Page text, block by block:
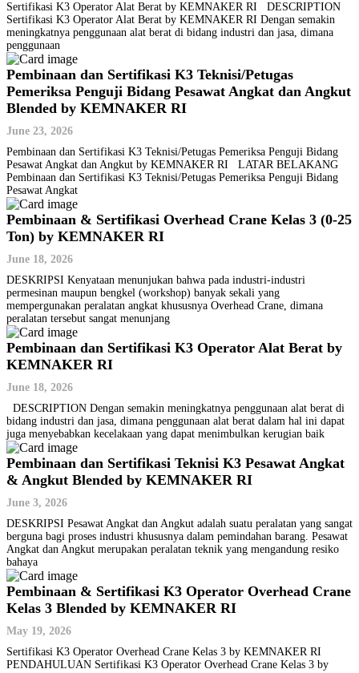
Sertifikasi K3 Operator Alat Berat by KEMNAKER RI DESCRIPTION
Sertifikasi K3 Operator Alat Berat by KEMNAKER RI Dengan semakin
meningkatnya penggunaan alat berat di bidang industri dan jasa, dimana
penggunaan
Pembinaan dan Sertifikasi K3 Teknisi/Petugas
Pemeriksa Penguji Bidang Pesawat Angkat dan Angkut
Blended by KEMNAKER RI
June 23, 2026
Pembinaan dan Sertifikasi K3 Teknisi/Petugas Pemeriksa Penguji Bidang
Pesawat Angkat dan Angkut by KEMNAKER RI LATAR BELAKANG
Pembinaan dan Sertifikasi K3 Teknisi/Petugas Pemeriksa Penguji Bidang
Pesawat Angkat
Pembinaan & Sertifikasi Overhead Crane Kelas 3 (0-25
Ton) by KEMNAKER RI
June 18, 2026
DESKRIPSI Kenyataan menunjukan bahwa pada industri-industri
permesinan maupun bengkel (workshop) banyak sekali yang
mempergunakan peralatan angkat khususnya Overhead Crane, dimana
peralatan tersebut sangat menunjang
Pembinaan dan Sertifikasi K3 Operator Alat Berat by
KEMNAKER RI
June 18, 2026
DESCRIPTION Dengan semakin meningkatnya penggunaan alat berat di
bidang industri dan jasa, dimana penggunaan alat berat dalam hal ini dapat
juga menyebabkan kecelakaan yang dapat menimbulkan kerugian baik
Pembinaan dan Sertifikasi Teknisi K3 Pesawat Angkat
& Angkut Blended by KEMNAKER RI
June 3, 2026
DESKRIPSI Pesawat Angkat dan Angkut adalah suatu peralatan yang sangat
berguna bagi proses industri khususnya dalam pemindahan barang. Pesawat
Angkat dan Angkut merupakan peralatan teknik yang mengandung resiko
bahaya
Pembinaan & Sertifikasi K3 Operator Overhead Crane
Kelas 3 Blended by KEMNAKER RI
May 19, 2026
Sertifikasi K3 Operator Overhead Crane Kelas 3 by KEMNAKER RI
PENDAHULUAN Sertifikasi K3 Operator Overhead Crane Kelas 3 by